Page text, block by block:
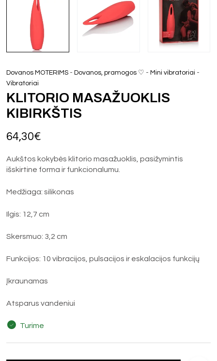
Dovanos MOTERIMS -Dovanos, pramogos ♡ -Mini vibratoriai -
Vibratoriai
KLITORIO MASAŽUOKLIS
KIBIRKŠTIS
64,30€
Aukštos kokybės klitorio masažuoklis, pasižymintis
išskirtine forma ir funkcionalumu.
Medžiaga: silikonas
Ilgis: 12,7 cm
Skersmuo: 3,2 cm
Funkcijos: 10 vibracijos, pulsacijos ir eskalacijos funkcijų
Įkraunamas
Atsparus vandeniui
Turime